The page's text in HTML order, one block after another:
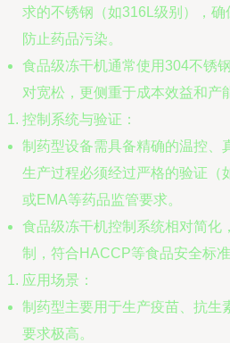
求的不锈钢（如316L级别），
防止药品污染。
食品级冻干机通常使用304不锈
对宽松，更侧重于成本效益和产
控制系统与验证：
制药型设备需具备精确的温控、
生产过程必须经过严格的验证（
或EMA等药品监管要求。
食品级冻干机控制系统相对简化
制，符合HACCP等食品安全标准
应用场景：
制药型主要用于生产疫苗、抗生
要求极高。